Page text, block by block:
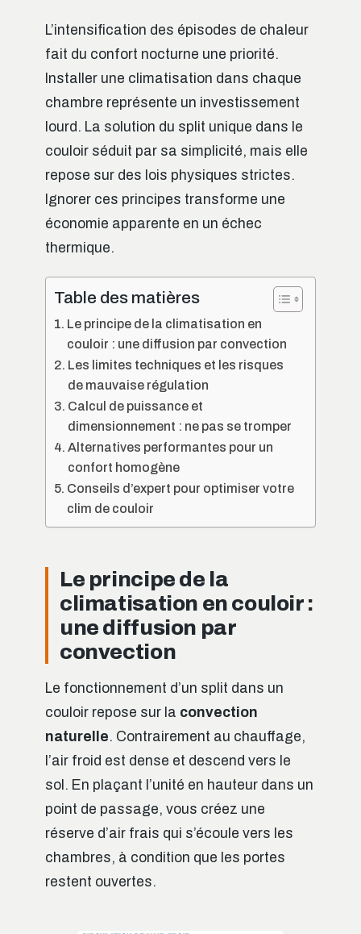
L’intensification des épisodes de chaleur
fait du confort nocturne une priorité.
Installer une climatisation dans chaque
chambre représente un investissement
lourd. La solution du split unique dans le
couloir séduit par sa simplicité, mais elle
repose sur des lois physiques strictes.
Ignorer ces principes transforme une
économie apparente en un échec
thermique.
Table des matières
Le principe de la climatisation en
couloir : une diffusion par convection
Les limites techniques et les risques
de mauvaise régulation
Calcul de puissance et
dimensionnement : ne pas se tromper
Alternatives performantes pour un
confort homogène
Conseils d’expert pour optimiser votre
clim de couloir
Le principe de la
climatisation en couloir :
une diffusion par
convection
Le fonctionnement d’un split dans un
couloir repose sur la convection
naturelle. Contrairement au chauffage,
l’air froid est dense et descend vers le
sol. En plaçant l’unité en hauteur dans un
point de passage, vous créez une
réserve d’air frais qui s’écoule vers les
chambres, à condition que les portes
restent ouvertes.